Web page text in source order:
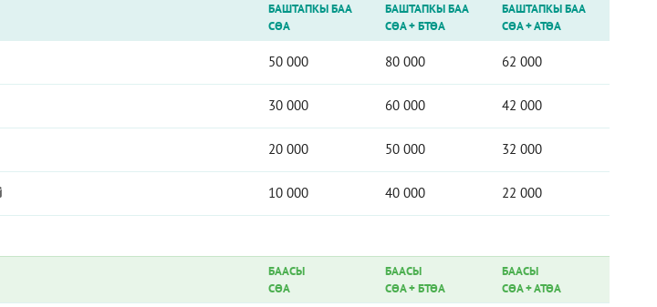
БАШТАПКЫ БАА
СӨА
БАШТАПКЫ БАА
СӨА+БТӨА
БАШТАПКЫ БАА
СӨА+АТӨА
50 000 80 000 62 000
30 000 60 000 42 000
20 000 50 000 32 000
10 000 40 000 22 000
БААСЫ
СӨА
БААСЫ
СӨА+БТӨА
БААСЫ
СӨА+АТӨА